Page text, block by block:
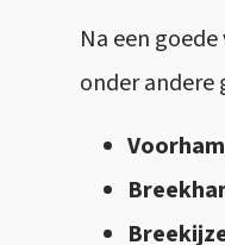
Na een
onder andere